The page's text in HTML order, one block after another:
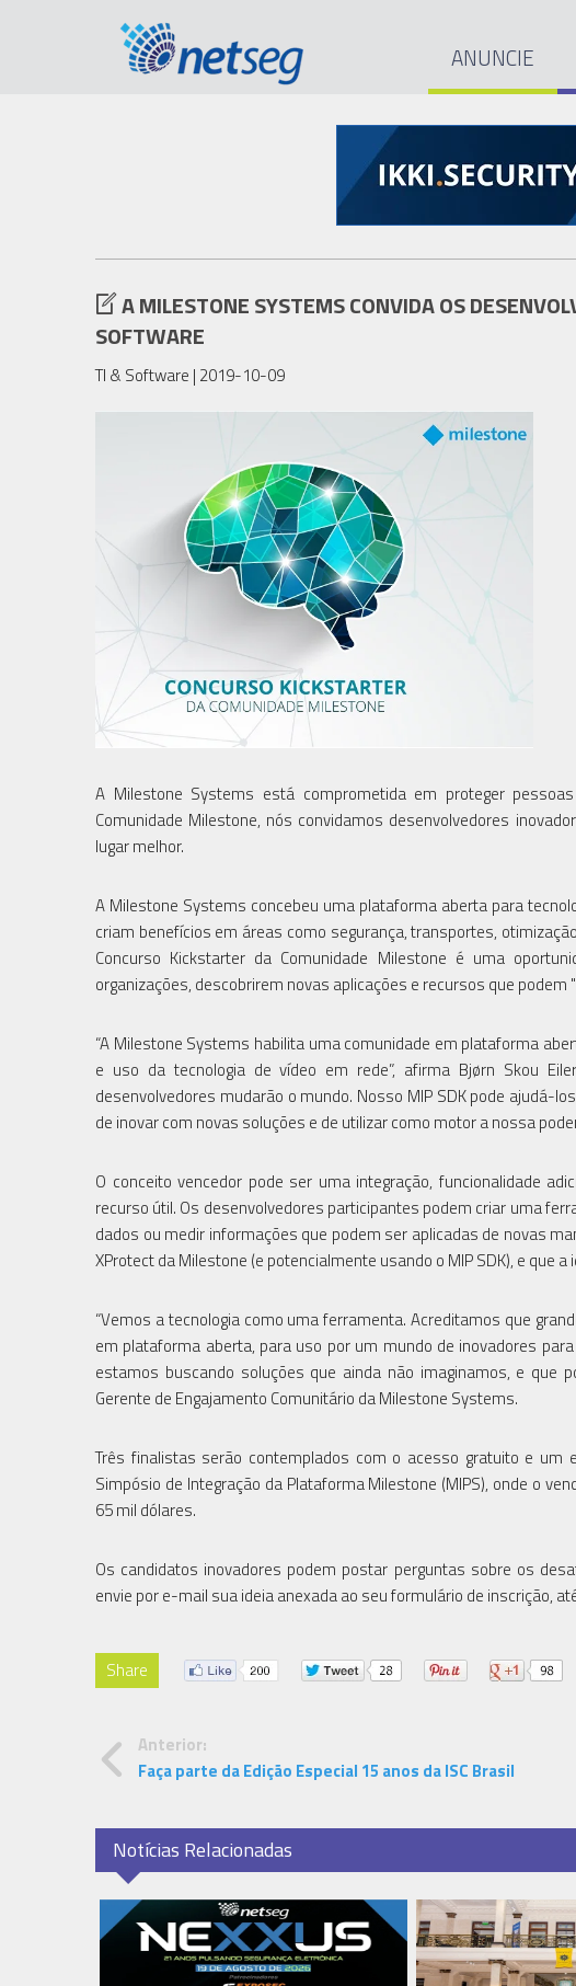
ANUNCIE
A MILESTONE SYSTEMS CONVIDA OS
SOFTWARE
TI & Software | 2019-10-09
A Milestone Systems está comprometida em proteger
Comunidade Milestone, nós convidamos desenvolvedores
lugar melhor.
A Milestone Systems concebeu uma plataforma aberta para
criam benefícios em áreas como segurança, transportes,
Concurso Kickstarter da Comunidade Milestone é uma
organizações, descobrirem novas aplicações e recursos que
“A Milestone Systems habilita uma comunidade em plataforma
e uso da tecnologia de vídeo em rede”, afirma Bjørn Skou
desenvolvedores mudarão o mundo. Nosso MIP SDK pode ajudá-
de inovar com novas soluções e de utilizar como motor a nossa
O conceito vencedor pode ser uma integração, funcionalidade
recurso útil. Os desenvolvedores participantes podem criar uma
dados ou medir informações que podem ser aplicadas de novas
XProtect da Milestone (e potencialmente usando o MIP SDK), e que
“Vemos a tecnologia como uma ferramenta. Acreditamos que
em plataforma aberta, para uso por um mundo de inovadores
estamos buscando soluções que ainda não imaginamos, e que
Gerente de Engajamento Comunitário da Milestone Systems.
Três finalistas serão contemplados com o acesso gratuito e um
Simpósio de Integração da Plataforma Milestone (MIPS), onde o
65 mil dólares.
Os candidatos inovadores podem postar perguntas sobre os
envie por e-mail sua ideia anexada ao seu formulário de inscrição,
Share
Anterior:
Faça parte da Edição Especial 15 anos da ISC Brasil
Notícias Relacionadas